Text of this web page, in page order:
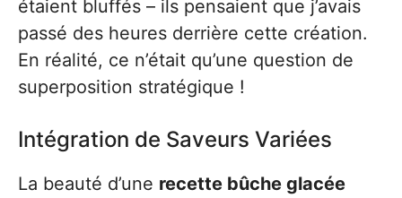
étaient bluffés – ils pensaient que j’avais
passé des heures derrière cette création.
En réalité, ce n’était qu’une question de
superposition stratégique !
Intégration de Saveurs Variées
La beauté d’une recette bûche glacée